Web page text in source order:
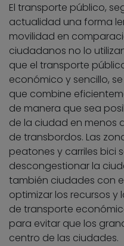
El transporte público,
actualidad una forma
movilidad en
ciudadanos no lo
que el transporte
económico y sencillo,
que combine
de manera que sea
de la ciudad en menos
de transbordos. Las
peatones y carriles bici
descongestionar la
también ciudades con
optimizar los recursos y
de transporte
para evitar que los
centro de las ciudades.